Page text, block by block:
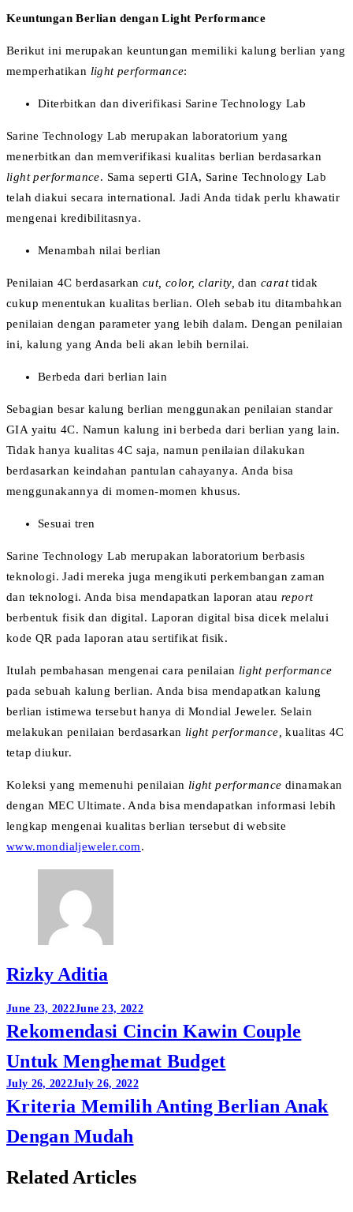
Keuntungan Berlian dengan Light Performance
Berikut ini merupakan keuntungan memiliki kalung berlian yang
memperhatikan light performance:
Diterbitkan dan diverifikasi Sarine Technology Lab
Sarine Technology Lab merupakan laboratorium yang
menerbitkan dan memverifikasi kualitas berlian berdasarkan
light performance. Sama seperti GIA, Sarine Technology Lab
telah diakui secara international. Jadi Anda tidak perlu khawatir
mengenai kredibilitasnya.
Menambah nilai berlian
Penilaian 4C berdasarkan cut, color, clarity,dancarattidak
cukup menentukan kualitas berlian. Oleh sebab itu ditambahkan
penilaian dengan parameter yang lebih dalam. Dengan penilaian
ini, kalung yang Anda beli akan lebih bernilai.
Berbeda dari berlian lain
Sebagian besar kalung berlian menggunakan penilaian standar
GIA yaitu 4C. Namun kalung ini berbeda dari berlian yang lain.
Tidak hanya kualitas 4C saja, namun penilaian dilakukan
berdasarkan keindahan pantulan cahayanya. Anda bisa
menggunakannya di momen-momen khusus.
Sesuai tren
Sarine Technology Lab merupakan laboratorium berbasis
teknologi. Jadi mereka juga mengikuti perkembangan zaman
dan teknologi. Anda bisa mendapatkan laporan atau report
berbentuk fisik dan digital. Laporan digital bisa dicek melalui
kode QR pada laporan atau sertifikat fisik.
Itulah pembahasan mengenai cara penilaian light performance
pada sebuah kalung berlian. Anda bisa mendapatkan kalung
berlian istimewa tersebut hanya di Mondial Jeweler. Selain
melakukan penilaian berdasarkan light performance,kualitas 4C
tetap diukur.
Koleksi yang memenuhi penilaian light performancedinamakan
dengan MEC Ultimate. Anda bisa mendapatkan informasi lebih
lengkap mengenai kualitas berlian tersebut di website
www.mondialjeweler.com.
Rizky Aditia
Post
navigation
June 23, 2022June 23, 2022
Rekomendasi Cincin Kawin Couple
Untuk Menghemat Budget
July 26, 2022July 26, 2022
Kriteria Memilih Anting Berlian Anak
Dengan Mudah
Related Articles